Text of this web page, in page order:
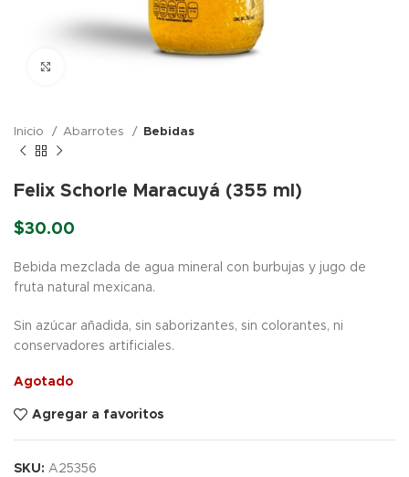
Inicio Abarrotes Bebidas
Felix Schorle Maracuyá (355 ml)
$30.00
Bebida mezclada de agua mineral con burbujas y jugo de
fruta natural mexicana.
Sin azúcar añadida, sin saborizantes, sin colorantes, ni
conservadores artificiales.
Agotado
Agregar a favoritos
SKU: A25356